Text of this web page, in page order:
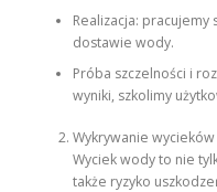
Realizacja:
dostawie wody.
Próba szczelności i
wyniki, szkolimy
Wykrywanie
Wyciek wody to nie
także ryzyko